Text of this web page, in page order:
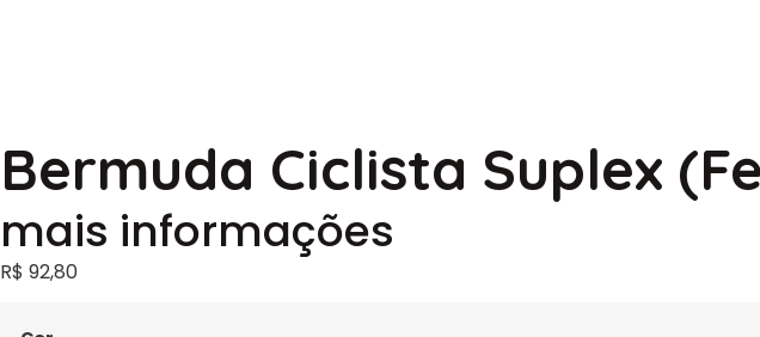
Bermuda Ciclista Suplex
mais informações
R$ 92,80